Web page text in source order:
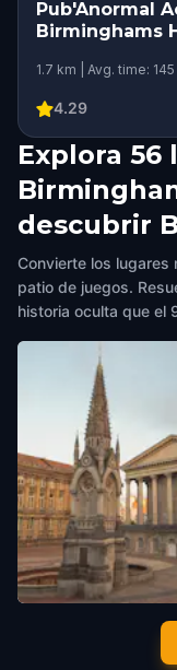
Pub'Anormal
Birminghams
1.7 km | Avg. time:
4.29
Explora 56
descubrir
Convierte los lugares
patio de juegos.
historia oculta que el
Chamberlain
United